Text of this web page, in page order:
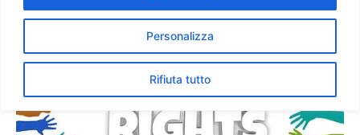
Personalizza
Rifiuta tutto